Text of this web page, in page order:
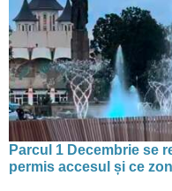
Parcul 1 Decembrie se
permis accesul și ce